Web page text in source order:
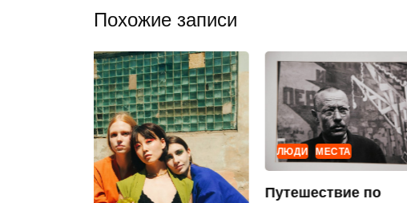
Похожие записи
ЛЮДИ МЕСТА
Путешествие по